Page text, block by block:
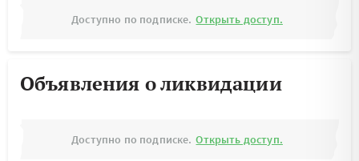
Доступно по подписке. Открыть доступ.
Объявления о ликвидации
Доступно по подписке. Открыть доступ.